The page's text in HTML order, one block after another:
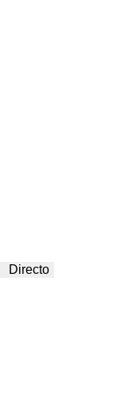
Directo